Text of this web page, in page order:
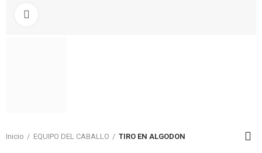
Inicio EQUIPO DEL CABALLO TIRO EN ALGODON